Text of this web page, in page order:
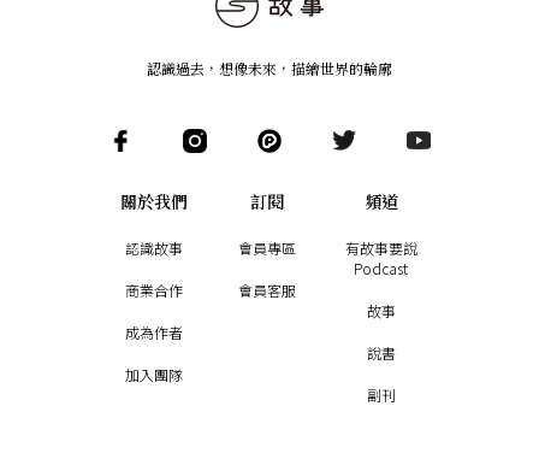
認識過去，想像未來 ， 描繪世界的輪廓
關於我們
認識故事
商業合作
成為作者
加入團隊
訂閱
會員專區
會員客服
頻道
有故事要說
Podcast
故事
說書
副刊